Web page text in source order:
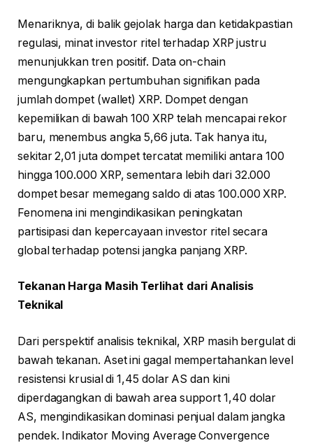
Menariknya, di balik gejolak harga dan ketidakpastian
regulasi, minat investor ritel terhadap XRP justru
menunjukkan tren positif. Data on-chain
mengungkapkan pertumbuhan signifikan pada
jumlah dompet (wallet) XRP. Dompet dengan
kepemilikan di bawah 100 XRP telah mencapai rekor
baru, menembus angka 5,66 juta. Tak hanya itu,
sekitar 2,01 juta dompet tercatat memiliki antara 100
hingga 100.000 XRP, sementara lebih dari 32.000
dompet besar memegang saldo di atas 100.000 XRP.
Fenomena ini mengindikasikan peningkatan
partisipasi dan kepercayaan investor ritel secara
global terhadap potensi jangka panjang XRP.
Tekanan Harga Masih Terlihat dari Analisis
Teknikal
Dari perspektif analisis teknikal, XRP masih bergulat di
bawah tekanan. Aset ini gagal mempertahankan level
resistensi krusial di 1,45 dolar AS dan kini
diperdagangkan di bawah area support 1,40 dolar
AS, mengindikasikan dominasi penjual dalam jangka
pendek. Indikator Moving Average Convergence